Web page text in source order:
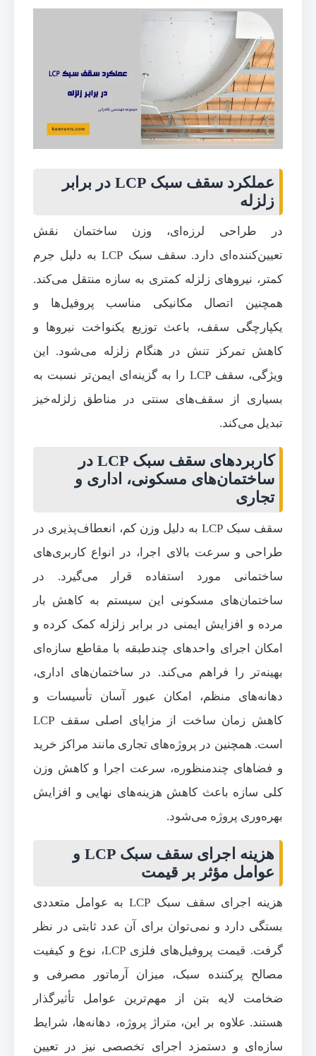
عملکرد سقف سبک LCP در برابر
زلزله
در طراحی لرزه‌ای، وزن ساختمان نقش
تعیین‌کننده‌ای دارد. سقف سبک LCP به دلیل جرم
کمتر، نیروهای زلزله کمتری به سازه منتقل می‌کند.
همچنین اتصال مکانیکی مناسب پروفیل‌ها و
یکپارچگی سقف، باعث توزیع یکنواخت نیروها و
کاهش تمرکز تنش در هنگام زلزله می‌شود. این
ویژگی، سقف LCP را به گزینه‌ای ایمن‌تر نسبت به
بسیاری از سقف‌های سنتی در مناطق زلزله‌خیز
تبدیل می‌کند.
کاربردهای سقف سبک LCP در
ساختمان‌های مسکونی، اداری و
تجاری
سقف سبک LCP به دلیل وزن کم، انعطاف‌پذیری در
طراحی و سرعت بالای اجرا، در انواع کاربری‌های
ساختمانی مورد استفاده قرار می‌گیرد. در
ساختمان‌های مسکونی این سیستم به کاهش بار
مرده و افزایش ایمنی در برابر زلزله کمک کرده و
امکان اجرای واحدهای چندطبقه با مقاطع سازه‌ای
بهینه‌تر را فراهم می‌کند. در ساختمان‌های اداری،
دهانه‌های منظم، امکان عبور آسان تأسیسات و
کاهش زمان ساخت از مزایای اصلی سقف LCP
است. همچنین در پروژه‌های تجاری مانند مراکز خرید
و فضاهای چندمنظوره، سرعت اجرا و کاهش وزن
کلی سازه باعث کاهش هزینه‌های نهایی و افزایش
بهره‌وری پروژه می‌شود.
هزینه اجرای سقف سبک LCP و
عوامل مؤثر بر قیمت
هزینه اجرای سقف سبک LCP به عوامل متعددی
بستگی دارد و نمی‌توان برای آن عدد ثابتی در نظر
گرفت. قیمت پروفیل‌های فلزی LCP، نوع و کیفیت
مصالح پرکننده سبک، میزان آرماتور مصرفی و
ضخامت لایه بتن از مهم‌ترین عوامل تأثیرگذار
هستند. علاوه بر این، متراژ پروژه، دهانه‌ها، شرایط
سازه‌ای و دستمزد اجرای تخصصی نیز در تعیین